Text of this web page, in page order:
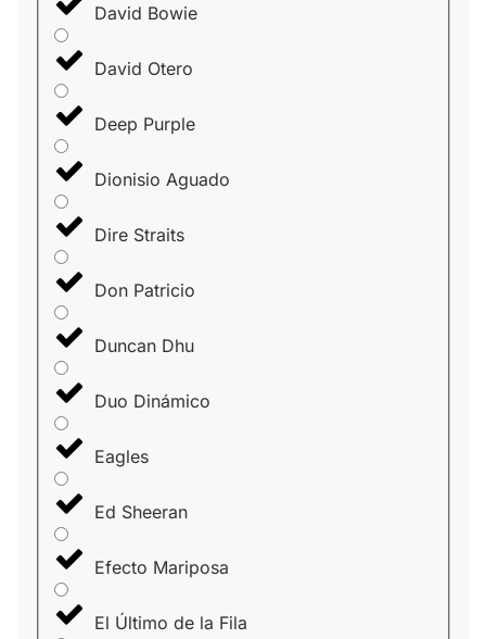
David Bowie
David Otero
Deep Purple
Dionisio Aguado
Dire Straits
Don Patricio
Duncan Dhu
Duo Dinámico
Eagles
Ed Sheeran
Efecto Mariposa
El Último de la Fila